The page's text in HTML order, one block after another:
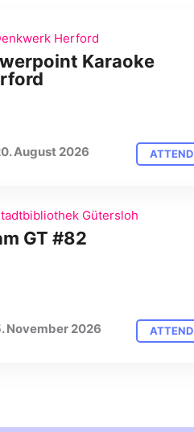
Herford
Karaoke
August 2026 ATTEND
Gütersloh
GT #82
November 2026 ATTEND